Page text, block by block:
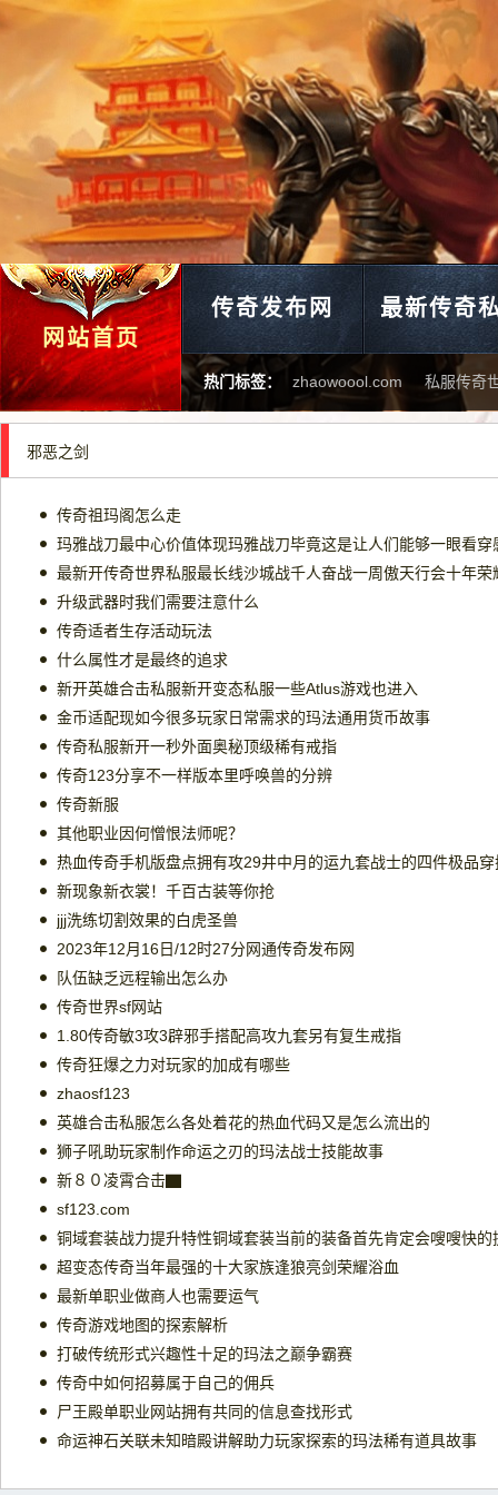
网站首页
传奇发布网 最新传奇
热门标签： zhaowoool.com 私服传奇
邪恶之剑
传奇祖玛阁怎么走
最新开传奇世界私服最长线沙城战千人奋战一周傲天行会十年荣
升级武器时我们需要注意什么
传奇适者生存活动玩法
什么属性才是最终的追求
新开英雄合击私服新开变态私服一些Atlus游戏也进入
金币适配现如今很多玩家日常需求的玛法通用货币故事
传奇私服新开一秒外面奥秘顶级稀有戒指
传奇123分享不一样版本里呼唤兽的分辨
传奇新服
其他职业因何憎恨法师呢？
热血传奇手机版盘点拥有攻29井中月的运九套战士的四件极品穿
新现象新衣裳！千百古装等你抢
jjj洗练切割效果的白虎圣兽
2023年12月16日/12时27分网通传奇发布网
队伍缺乏远程输出怎么办
传奇世界sf网站
1.80传奇敏3攻3辟邪手搭配高攻九套另有复生戒指
传奇狂爆之力对玩家的加成有哪些
zhaosf123
英雄合击私服怎么各处着花的热血代码又是怎么流出的
狮子吼助玩家制作命运之刃的玛法战士技能故事
新８０凌霄合击▇
sf123.com
铜域套装战力提升特性铜域套装当前的装备首先肯定会嗖嗖快的
超变态传奇当年最强的十大家族逢狼亮剑荣耀浴血
最新单职业做商人也需要运气
传奇游戏地图的探索解析
打破传统形式兴趣性十足的玛法之巅争霸赛
传奇中如何招募属于自己的佣兵
尸王殿单职业网站拥有共同的信息查找形式
命运神石关联未知暗殿讲解助力玩家探索的玛法稀有道具故事